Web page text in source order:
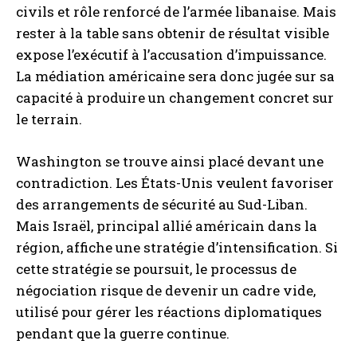
civils et rôle renforcé de l’armée libanaise. Mais
rester à la table sans obtenir de résultat visible
expose l’exécutif à l’accusation d’impuissance.
La médiation américaine sera donc jugée sur sa
capacité à produire un changement concret sur
le terrain.
Washington se trouve ainsi placé devant une
contradiction. Les États-Unis veulent favoriser
des arrangements de sécurité au Sud-Liban.
Mais Israël, principal allié américain dans la
région, affiche une stratégie d’intensification. Si
cette stratégie se poursuit, le processus de
négociation risque de devenir un cadre vide,
utilisé pour gérer les réactions diplomatiques
pendant que la guerre continue.